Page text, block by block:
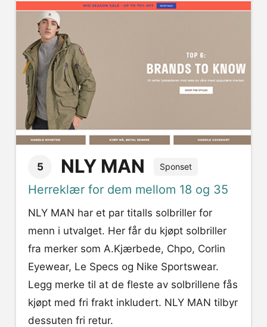
5 NLY MAN Sponset
Herreklær for dem mellom 18 og 35
NLY MAN har et par titalls solbriller for
menn i utvalget. Her får du kjøpt solbriller
fra merker som A.Kjærbede, Chpo, Corlin
Eyewear, Le Specs og Nike Sportswear.
Legg merke til at de fleste av solbrillene fås
kjøpt med fri frakt inkludert. NLY MAN tilbyr
dessuten fri retur.